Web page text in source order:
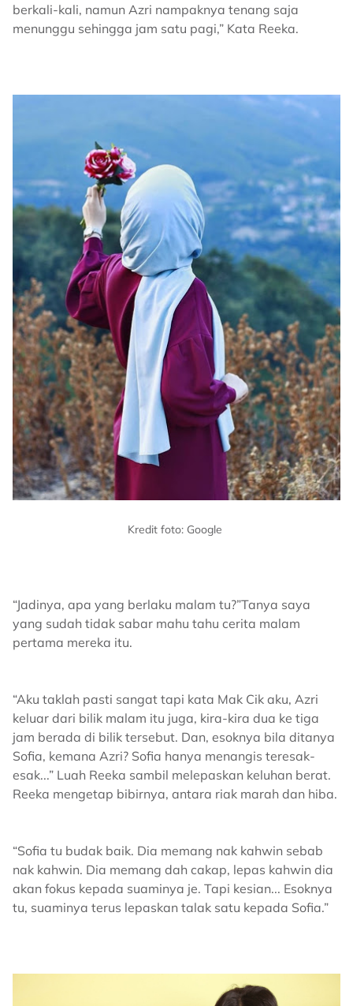
berkali-kali, namun Azri nampaknya tenang saja
menunggu sehingga jam satu pagi,” Kata Reeka.
Kredit foto: Google
“Jadinya, apa yang berlaku malam tu?”Tanya saya
yang sudah tidak sabar mahu tahu cerita malam
pertama mereka itu.
“Aku taklah pasti sangat tapi kata Mak Cik aku, Azri
keluar dari bilik malam itu juga, kira-kira dua ke tiga
jam berada di bilik tersebut. Dan, esoknya bila ditanya
Sofia, kemana Azri? Sofia hanya menangis teresak-
esak...” Luah Reeka sambil melepaskan keluhan berat.
Reeka mengetap bibirnya, antara riak marah dan hiba.
“Sofia tu budak baik. Dia memang nak kahwin sebab
nak kahwin. Dia memang dah cakap, lepas kahwin dia
akan fokus kepada suaminya je. Tapi kesian... Esoknya
tu, suaminya terus lepaskan talak satu kepada Sofia.”